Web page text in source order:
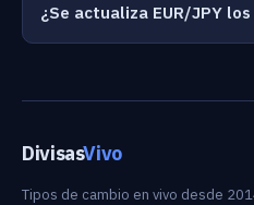
¿Se actualiza EUR/JPY
DivisasVivo
Tipos de cambio en vivo desde